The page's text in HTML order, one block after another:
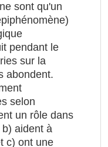
sont qu'un
pendant le
sur la
abondent.
selon
un rôle dans
aident à
c) ont une